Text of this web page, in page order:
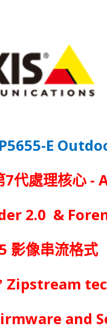
E
7代處理核心-
2.0 &
影像串流格式
Zipstream
and